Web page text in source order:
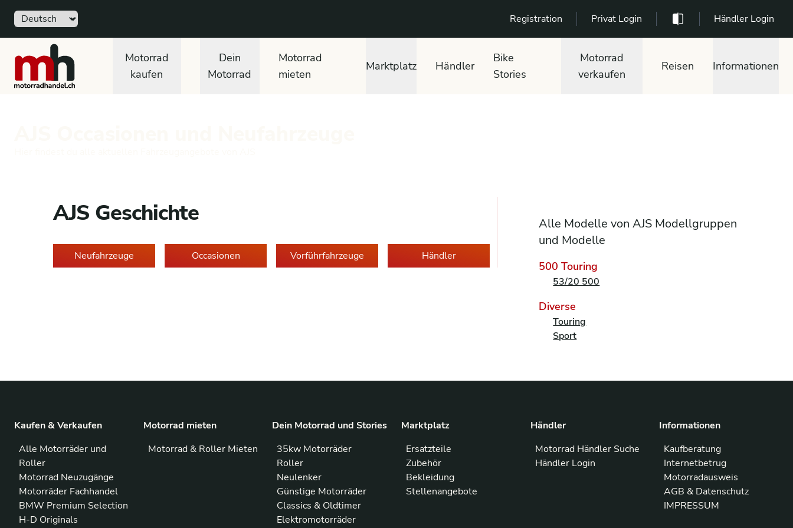
Sprache Registration Privat Login Händler Login
motorradhandel.ch
Motorrad
kaufen
Dein
Motorrad
Motorrad
mieten
Marktplatz Händler
Bike
Stories
Motorrad
verkaufen
Reisen Informationen
AJS Geschichte
Neufahrzeuge Occasionen Vorführfahrzeuge Händler
Alle Modelle von AJS Modellgruppen
und Modelle
500 Touring
53/20 500
Diverse
Touring
Sport
Kaufen & Verkaufen
Alle Motorräder und
Roller
Motorrad Neuzugänge
Motorräder Fachhandel
BMW Premium Selection
H-D Originals
Motorrad mieten
Motorrad & Roller Mieten
Dein Motorrad und Stories
35kw Motorräder
Roller
Neulenker
Günstige Motorräder
Classics & Oldtimer
Elektromotorräder
Marktplatz
Ersatzteile
Zubehör
Bekleidung
Stellenangebote
Händler
Motorrad Händler Suche
Händler Login
Informationen
Kaufberatung
Internetbetrug
Motorradausweis
AGB & Datenschutz
IMPRESSUM